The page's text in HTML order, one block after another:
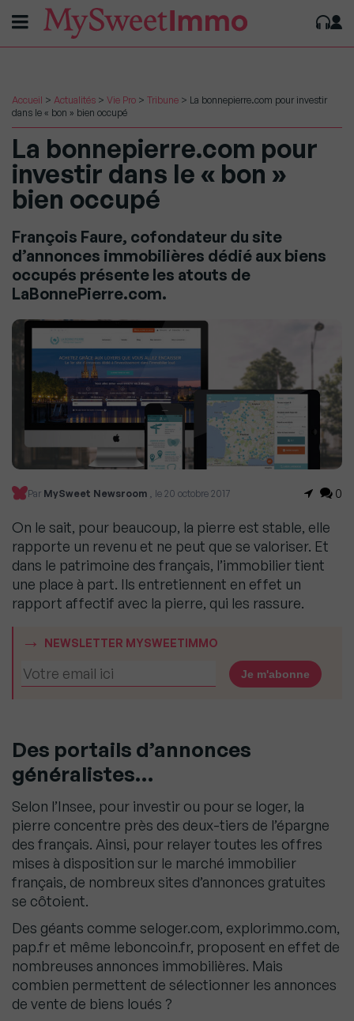
Accueil > Actualités > Vie Pro > Tribune > La bonnepierre.com pour investir
dans le « bon » bien occupé
La bonnepierre.com pour
investir dans le « bon »
bien occupé
François Faure, cofondateur du site
d’annonces immobilières dédié aux biens
occupés présente les atouts de
LaBonnePierre.com.
Par MySweet Newsroom , le 20 octobre 2017 0
On le sait, pour beaucoup, la pierre est stable, elle
rapporte un revenu et ne peut que se valoriser. Et
dans le patrimoine des français, l’immobilier tient
une place à part. Ils entretiennent en effet un
rapport affectif avec la pierre, qui les rassure.
NEWSLETTER MYSWEETIMMO
Des portails d’annonces
généralistes…
Selon l’Insee, pour investir ou pour se loger, la
pierre concentre près des deux-tiers de l’épargne
des français. Ainsi, pour relayer toutes les offres
mises à disposition sur le marché immobilier
français, de nombreux sites d’annonces gratuites
se côtoient.
Des géants comme seloger.com, explorimmo.com,
pap.fr et même leboncoin.fr, proposent en effet de
nombreuses annonces immobilières. Mais
combien permettent de sélectionner les annonces
de vente de biens loués ?